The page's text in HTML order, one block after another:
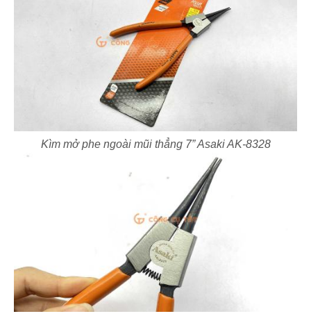
Kìm mở phe ngoài mũi thẳng 7” Asaki AK-8328